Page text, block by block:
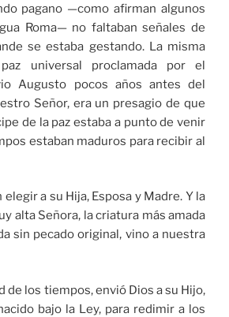
pagano —como afirman algunos
Roma— no faltaban señales de
se estaba gestando. La misma
universal proclamada por el
Augusto pocos años antes del
Señor, era un presagio de que
de la paz estaba a punto de venir
estaban maduros para recibir al
a su Hija, Esposa y Madre. Y la
alta Señora, la criatura más amada
sin pecado original, vino a nuestra
de los tiempos, envió Dios a su Hijo,
bajo la Ley, para redimir a los